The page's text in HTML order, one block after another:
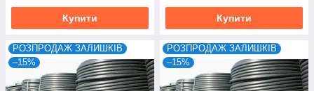
Купити Купити
РОЗПРОДАЖ ЗАЛИШКІВ
–15%
РОЗПРОДАЖ ЗАЛИШКІВ
–15%